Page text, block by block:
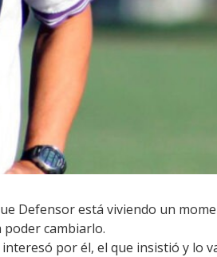
Defensor está viviendo un
cambiarlo.
por él, el que insistió y lo